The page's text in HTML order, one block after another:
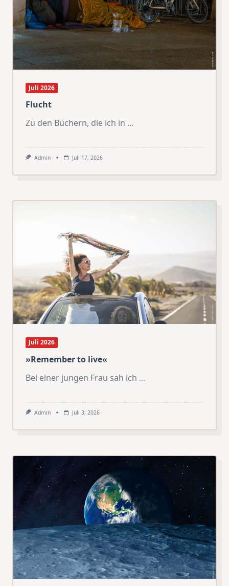
Juli 2026
Flucht
Zu den Büchern, die ich in ...
Admin Juli 17, 2026
Juli 2026
»Remember to live«
Bei einer jungen Frau sah ich ...
Admin Juli 3, 2026